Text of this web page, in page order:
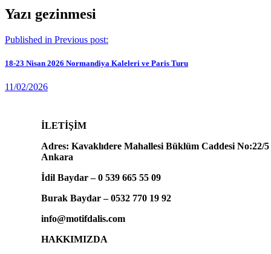
Yazı gezinmesi
Published in Previous post:
18-23 Nisan 2026 Normandiya Kaleleri ve Paris Turu
11/02/2026
İLETİŞİM
Adres: Kavaklıdere Mahallesi Büklüm Caddesi No:22/5
Ankara
İdil Baydar – 0 539 665 55 09
Burak Baydar – 0532 770 19 92
info@motifdalis.com
HAKKIMIZDA